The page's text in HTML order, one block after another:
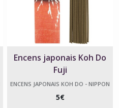
Encens japonais Koh Do
Fuji
ENCENS JAPONAIS KOH DO - NIPPON
5€